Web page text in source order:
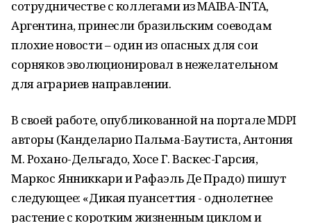
сотрудничестве с коллегами из MAIBA-INTA,
Аргентина, принесли бразильским соеводам
плохие новости – один из опасных для сои
сорняков эволюционировал в нежелательном
для аграриев направлении.
В своей работе, опубликованной на портале MDPI
авторы (Канделарио Пальма-Баутиста, Антония
М. Рохано-Дельгадо, Хосе Г. Васкес-Гарсия,
Маркос Янниккари и Рафаэль Де Прадо) пишут
следующее: «Дикая пуансеттия - однолетнее
растение с коротким жизненным циклом и